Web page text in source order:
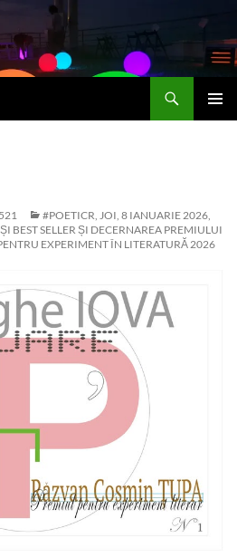
#POETICR, JOI, 8 IANUARIE 2026,
BEST SELLER ȘI DECERNAREA PREMIULUI
EXPERIMENT ÎN LITERATURĂ 2026